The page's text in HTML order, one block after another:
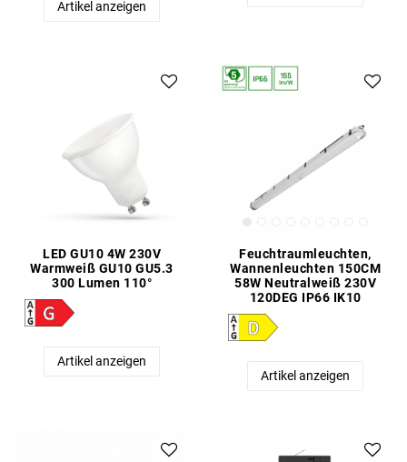
Artikel anzeigen
LED GU10 4W 230V
Warmweiß GU10 GU5.3
300 Lumen 110°
Artikel anzeigen
Feuchtraumleuchten,
Wannenleuchten 150CM
58W Neutralweiß 230V
120DEG IP66 IK10
Artikel anzeigen